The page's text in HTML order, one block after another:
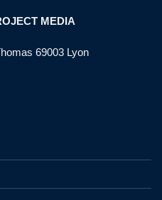
MEDIA
69003 Lyon